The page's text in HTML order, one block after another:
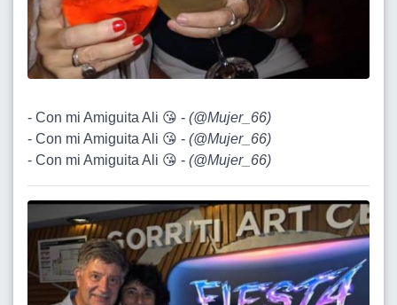
- Con mi Amiguita Ali 😘 - (@Mujer_66)
- Con mi Amiguita Ali 😘 - (@Mujer_66)
- Con mi Amiguita Ali 😘 - (@Mujer_66)